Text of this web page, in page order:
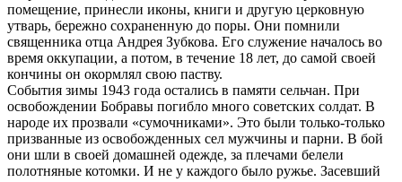
помещение, принесли иконы, книги и другую церковную
утварь, бережно сохраненную до поры. Они помнили
священника отца Андрея Зубкова. Его служение началось во
время оккупации, а потом, в течение 18 лет, до самой своей
кончины он окормлял свою паству.
События зимы 1943 года остались в памяти сельчан. При
освобождении Бобравы погибло много советских солдат. В
народе их прозвали «сумочниками». Это были только-только
призванные из освобожденных сел мужчины и парни. В бой
они шли в своей домашней одежде, за плечами белели
полотняные котомки. И не у каждого было ружье. Засевший